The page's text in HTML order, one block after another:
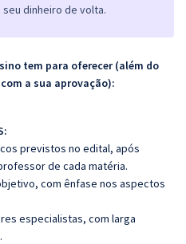
dinheiro de volta.
tem para oferecer (além do
a sua aprovação):
previstos no edital, após
de cada matéria.
com ênfase nos aspectos
especialistas, com larga